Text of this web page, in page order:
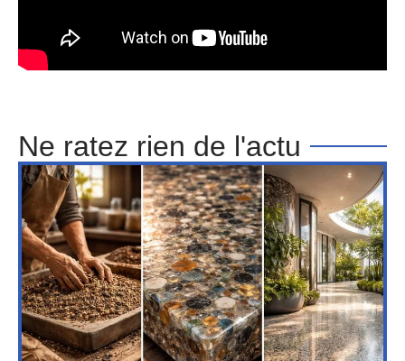
Ne ratez rien de l'actu